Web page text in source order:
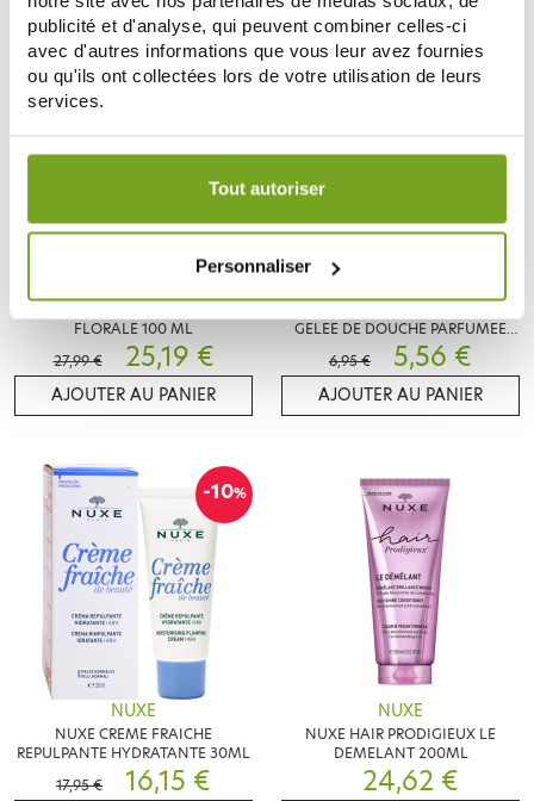
publicité et d'analyse, qui peuvent combiner celles-ci
avec d'autres informations que vous leur avez fournies
ou qu'ils ont collectées lors de votre utilisation de leurs
services.
Votre choix de consentement est conservé pendant une
Tout autoriser
Personnaliser
-10%
FLORALE 100 ML
27,99 €
25,19 €
AJOUTER AU PANIER
-20
GELEE DE DOUCHE PARFUMEE
200ML
6,95 € 5,56 €
AJOUTER AU PANIER
-10%
NUXE
NUXE CREME FRAICHE
REPULPANTE HYDRATANTE 30ML
17,95 €
16,15 €
NUXE
NUXE HAIR PRODIGIEUX LE
DEMELANT 200ML
24,62 €